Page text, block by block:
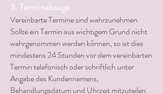
3. Terminabsage
Vereinbarte Termine sind wahrzunehmen.
Sollte ein Termin aus wichtigem Grund nicht
wahrgenommen werden können, so ist dies
mindestens 24 Stunden vor dem vereinbarten
Termin telefonisch oder schriftlich unter
Angabe des Kundennamens,
Behandlungsdatum und Uhrzeit mitzuteilen.